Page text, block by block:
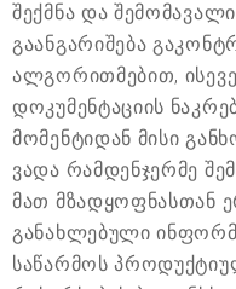
შექმნა და
გაანგარიშება
ალგორითმებით,
დოკუმენტაციის
მომენტიდან მისი
ვადა რამდენჯერმე
მათ მზადყოფნასთან
განახლებული
საწარმოს